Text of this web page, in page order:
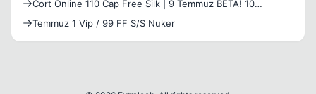
Cort Online 110 Cap Free Silk | 9 Temmuz BETA! 10
TEMMUZ AÇI
Temmuz 1 Vip / 99 FF S/S Nuker